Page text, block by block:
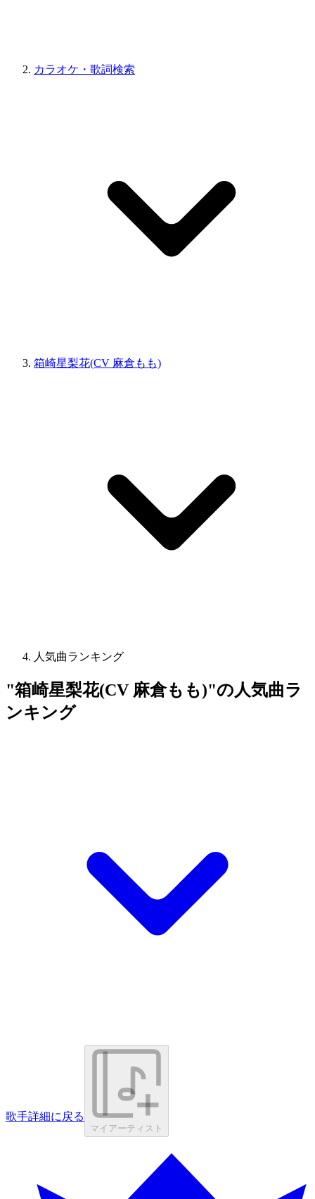
カラオケ・歌詞検索
箱崎星梨花(CV 麻倉もも)
人気曲ランキング
"箱崎星梨花(CV 麻倉もも)"の人気曲ラ
ンキング
歌手詳細に戻る
マイアーティスト